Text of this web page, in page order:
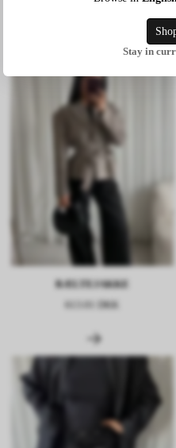
BÆLTEJAKKE
613.01 DKK
Stay in